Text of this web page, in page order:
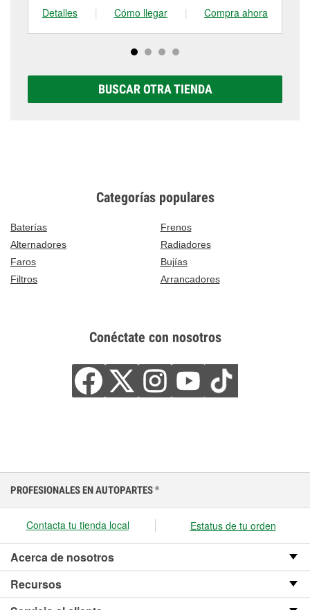
Detalles
| Cómo llegar | Compra ahora
BUSCAR OTRA TIENDA
Categorías populares
Baterías
Frenos
Alternadores
Radiadores
Faros
Bujías
Filtros
Arrancadores
Conéctate con nosotros
PROFESIONALES EN AUTOPARTES ®
Contacta tu tienda local Estatus de tu orden
Acerca de nosotros
Recursos